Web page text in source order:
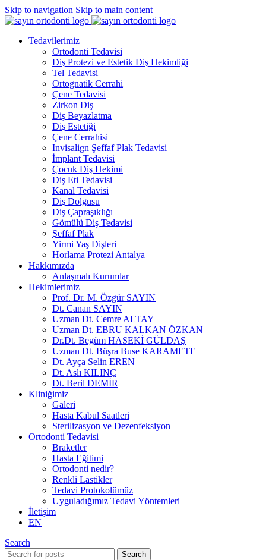
Skip to navigation Skip to main content
Tedavilerimiz
Ortodonti Tedavisi
Diş Protezi ve Estetik Diş Hekimliği
Tel Tedavisi
Ortognatik Cerrahi
Çene Tedavisi
Zirkon Diş
Diş Beyazlatma
Diş Estetiği
Çene Cerrahisi
Invisalign Şeffaf Plak Tedavisi
İmplant Tedavisi
Çocuk Diş Hekimi
Diş Eti Tedavisi
Kanal Tedavisi
Diş Dolgusu
Diş Çapraşıklığı
Gömülü Diş Tedavisi
Şeffaf Plak
Yirmi Yaş Dişleri
Horlama Protezi Antalya
Hakkımızda
Anlaşmalı Kurumlar
Hekimlerimiz
Prof. Dr. M. Özgür SAYIN
Dt. Canan SAYIN
Uzman Dt. Cemre ALTAY
Uzman Dt. EBRU KALKAN ÖZKAN
Dr.Dt. Begüm HASEKİ GÜLDAŞ
Uzman Dt. Büşra Buse KARAMETE
Dt. Ayça Selin EREN
Dt. Aslı KILINÇ
Dt. Beril DEMİR
Kliniğimiz
Galeri
Hasta Kabul Saatleri
Sterilizasyon ve Dezenfeksiyon
Ortodonti Tedavisi
Braketler
Hasta Eğitimi
Ortodonti nedir?
Renkli Lastikler
Tedavi Protokolümüz
Uyguladığımız Tedavi Yöntemleri
İletişim
EN
Search
Search